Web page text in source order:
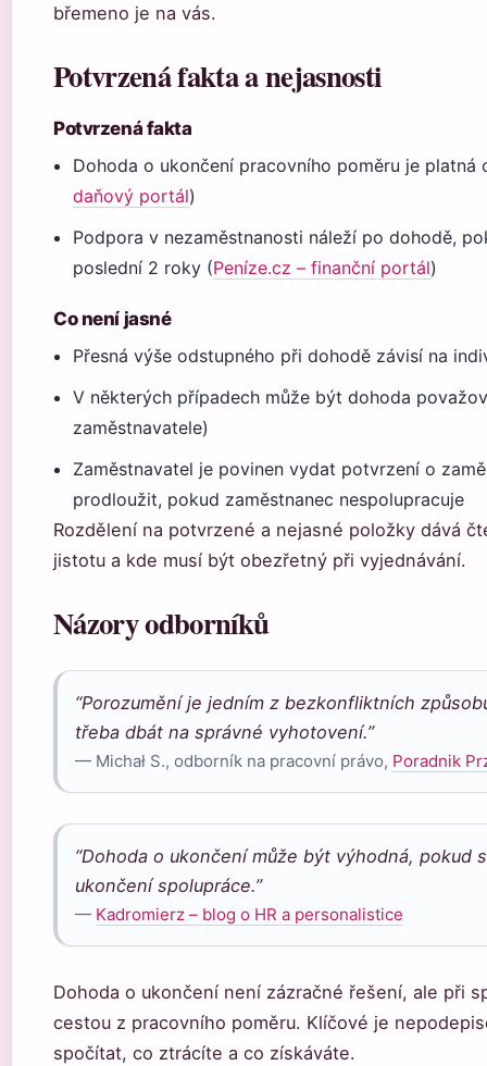
břemeno je na vás.
Potvrzená fakta a nejasnosti
Potvrzená fakta
Dohoda o ukončení pracovního poměru je
daňový portál)
Podpora v nezaměstnanosti náleží po dohodě,
poslední 2 roky (Peníze.cz – finanční portál)
Co není jasné
Přesná výše odstupného při dohodě závisí na
V některých případech může být dohoda
zaměstnavatele)
Zaměstnavatel je povinen vydat potvrzení o
prodloužit, pokud zaměstnanec nespolupracuje
Rozdělení na potvrzené a nejasné položky dává
jistotu a kde musí být obezřetný při vyjednávání.
Názory odborníků
“Porozumění je jedním z bezkonfliktních
třeba dbát na správné vyhotovení.”
— Michał S., odborník na pracovní právo, Poradnik
“Dohoda o ukončení může být výhodná, pokud
ukončení spolupráce.”
— Kadromierz – blog o HR a personalistice
Dohoda o ukončení není zázračné řešení, ale při
cestou z pracovního poměru. Klíčové je
spočítat, co ztrácíte a co získáváte.